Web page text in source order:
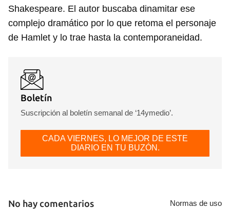
Shakespeare. El autor buscaba dinamitar ese
complejo dramático por lo que retoma el personaje
de Hamlet y lo trae hasta la contemporaneidad.
Boletín
Suscripción al boletín semanal de ‘14ymedio’.
CADA VIERNES, LO MEJOR DE ESTE
DIARIO EN TU BUZÓN.
No hay comentarios Normas de uso